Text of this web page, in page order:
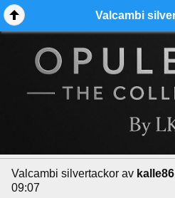
Valcambi silvertackor av kalle86
09:07